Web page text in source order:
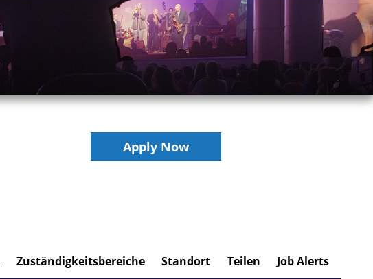
Apply Now
Zuständigkeitsbereiche Standort Teilen Job Alerts